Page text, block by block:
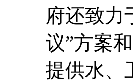
府还致力
议”方案
提供水、